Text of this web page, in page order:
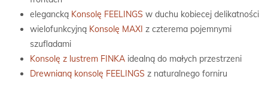
elegancką Konsolę FEELINGS w duchu kobiecej delikatności
wielofunkcyjną Konsolę MAXI z czterema pojemnymi
szufladami
Konsolę z lustrem FINKA idealną do małych przestrzeni
Drewnianą konsolę FEELINGS z naturalnego forniru